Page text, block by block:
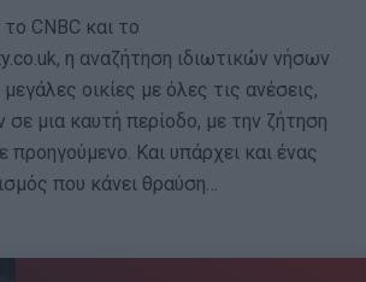
CNBC και το
η αναζήτηση ιδιωτικών νήσων
οικίες με όλες τις ανέσεις,
σε μια καυτή περίοδο, με την ζήτηση
προηγούμενο. Και υπάρχει και ένας
που κάνει θραύση…